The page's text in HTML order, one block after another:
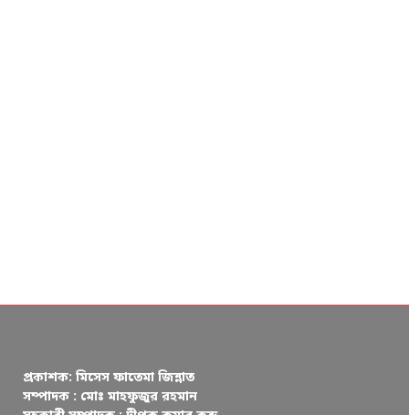
প্রকাশক: মিসেস ফাতেমা জিন্নাত
সম্পাদক : মোঃ মাহফুজুর রহমান